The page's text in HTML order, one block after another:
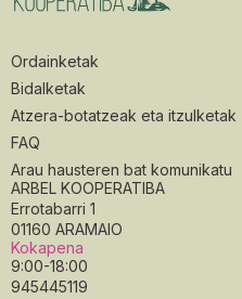
Ordainketak
Bidalketak
Atzera-botatzeak eta itzulketak
FAQ
Arau hausteren bat komunikatu
ARBEL KOOPERATIBA
Errotabarri 1
01160 ARAMAIO
Kokapena
9:00-18:00
945445119